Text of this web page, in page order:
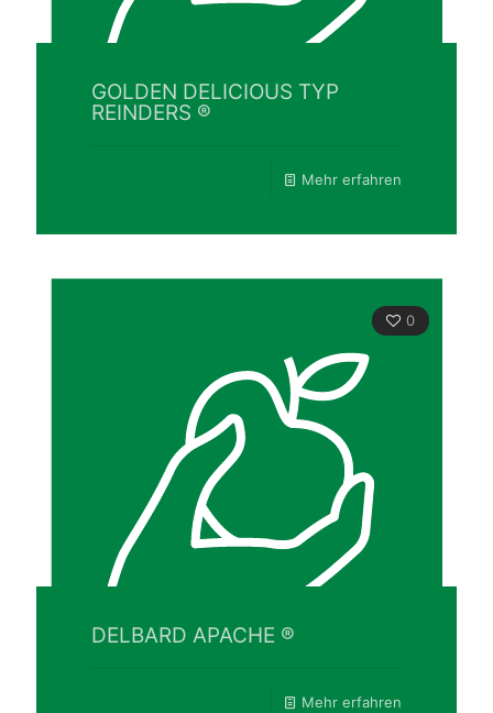
GOLDEN DELICIOUS TYP
REINDERS ®
Mehr erfahren
0
DELBARD APACHE ®
Mehr erfahren